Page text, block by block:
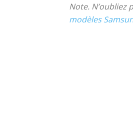
Note. N’oubliez
modèles